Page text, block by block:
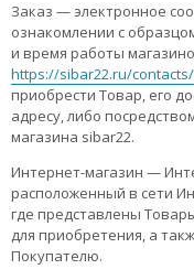
Заказ — электронное
ознакомлении с
и время работы
https://sibar22.ru/contacts/
приобрести Товар, его
адресу, либо
магазина sibar22.
Интернет-магазин —
расположенный в сети
где представлены
для приобретения, а
Покупателю.